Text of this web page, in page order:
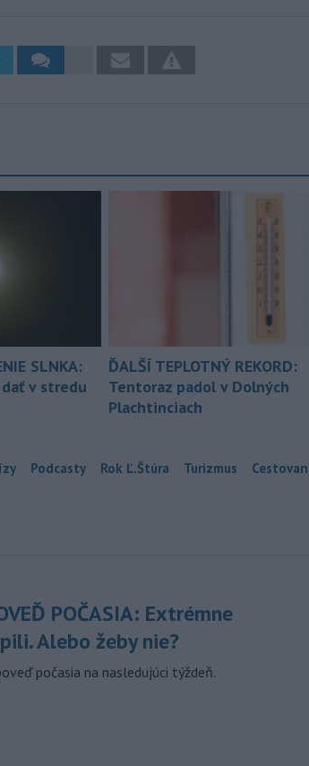
SLNKA:
v stredu
ĎALŠÍ TEPLOTNÝ REKORD:
Tentoraz padol v Dolných
Plachtinciach
Podcasty Rok Ľ.Štúra Turizmus
POČASIA: Extrémne
Alebo žeby nie?
počasia na nasledujúci týždeň.